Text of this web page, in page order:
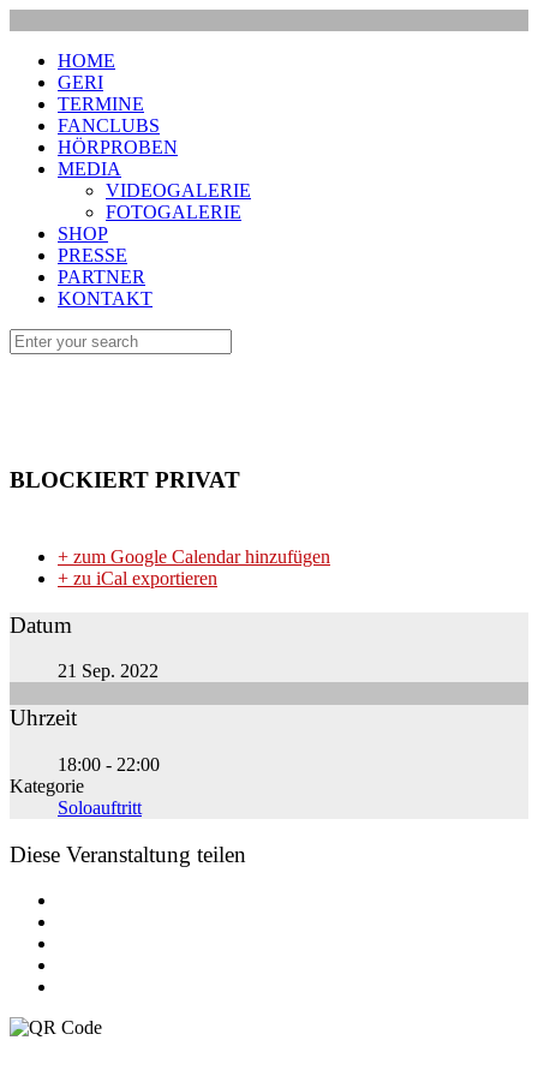
HOME
GERI
TERMINE
FANCLUBS
HÖRPROBEN
MEDIA
VIDEOGALERIE
FOTOGALERIE
SHOP
PRESSE
PARTNER
KONTAKT
BLOCKIERT PRIVAT
+ zum Google Calendar hinzufügen
+ zu iCal exportieren
Datum
21 Sep. 2022
Uhrzeit
18:00 - 22:00
Kategorie
Soloauftritt
Diese Veranstaltung teilen